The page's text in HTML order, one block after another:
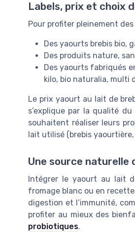
Labels, prix et choix
Pour profiter pleinement
Des yaourts brebis bio,
Des produits nature,
Des yaourts fabriqués
kilo, bio naturalia, multi
Le prix yaourt au lait de
s’explique par la qualité
souhaitent réaliser leurs
lait utilisé (brebis
Une source naturelle
Intégrer le yaourt au lait
fromage blanc ou en
digestion et l’immunité,
profiter au mieux des
probiotiques.